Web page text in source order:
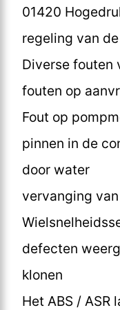
01420
regeling van
Diverse fouten
fouten op
Fout op
pinnen in de
door water
vervanging
defecten
klonen
Het ABS /